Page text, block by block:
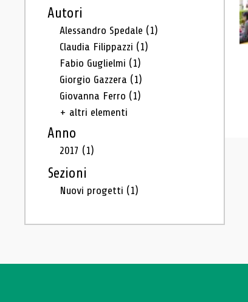
Autori
Alessandro Spedale (1)
Claudia Filippazzi (1)
Fabio Guglielmi (1)
Giorgio Gazzera (1)
Giovanna Ferro (1)
+ altri elementi
Anno
2017 (1)
Sezioni
Nuovi progetti (1)